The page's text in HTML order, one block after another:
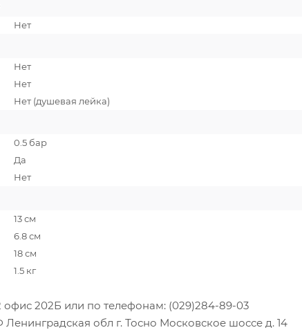
Нет
Нет
Нет
Нет (душевая лейка)
0.5 бар
Да
Нет
13 см
6.8 см
18 см
1.5 кг
202Б или по телефонам: (029)284-89-03
обл г. Тосно Московское шоссе д. 14